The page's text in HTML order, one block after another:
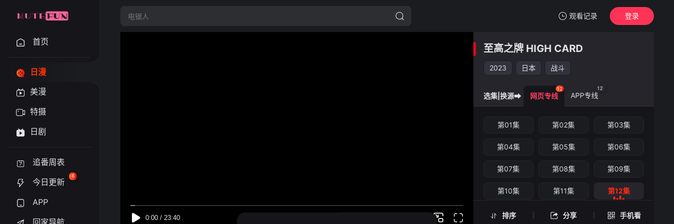
观看记录
我的观影记录
至高之牌 HIGH CARD
登录
首页
日漫
美漫
特摄
日剧
追番周表
今日更新
6
APP
回家导航
至高之牌 HIGH CARD
2023 日本 战斗
排序 分享 手机看
至高之牌 HIGH CARD -第12集
选集|换源➡ 网页专线
12
APP专线
12
第01集 第02集 第03集
第04集 第05集 第06集
第07集 第08集 第09集
第10集 第11集 第12集